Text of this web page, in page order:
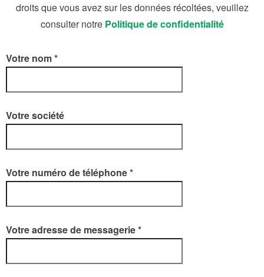
droits que vous avez sur les données récoltées, veuillez
consulter notre Politique de confidentialité
Votre nom *
Votre société
Votre numéro de téléphone *
Votre adresse de messagerie *